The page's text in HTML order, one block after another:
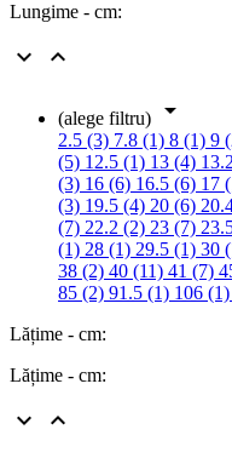
Lungime - cm:
 
(alege filtru) 
2.5 (3) 7.8 (1) 8 (1) 9
(5) 12.5 (1) 13 (4)
(3) 16 (6) 16.5 (6) 17
(3) 19.5 (4) 20 (6)
(7) 22.2 (2) 23 (7)
(1) 28 (1) 29.5 (1) 30
38 (2) 40 (11) 41 (7)
85 (2) 91.5 (1) 106 (1)
Lățime - cm:
Lățime - cm:
 